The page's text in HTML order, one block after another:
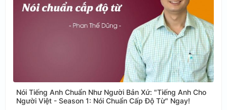
Nói Tiếng Anh Chuẩn Như Người Bản Xứ: "Tiếng Anh Cho
Người Việt - Season 1: Nói Chuẩn Cấp Độ Từ" Ngay!